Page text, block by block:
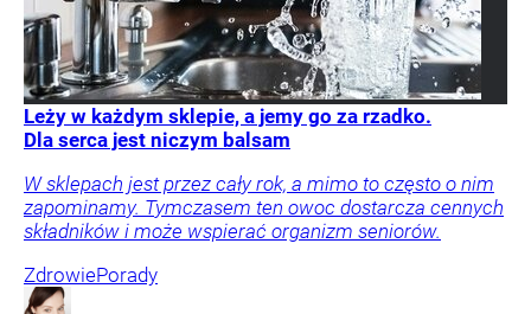
Leży w każdym sklepie, a jemy go za rzadko.
Dla serca jest niczym balsam
W sklepach jest przez cały rok, a mimo to często o nim
zapominamy. Tymczasem ten owoc dostarcza cennych
składników i może wspierać organizm seniorów.
ZdrowiePorady